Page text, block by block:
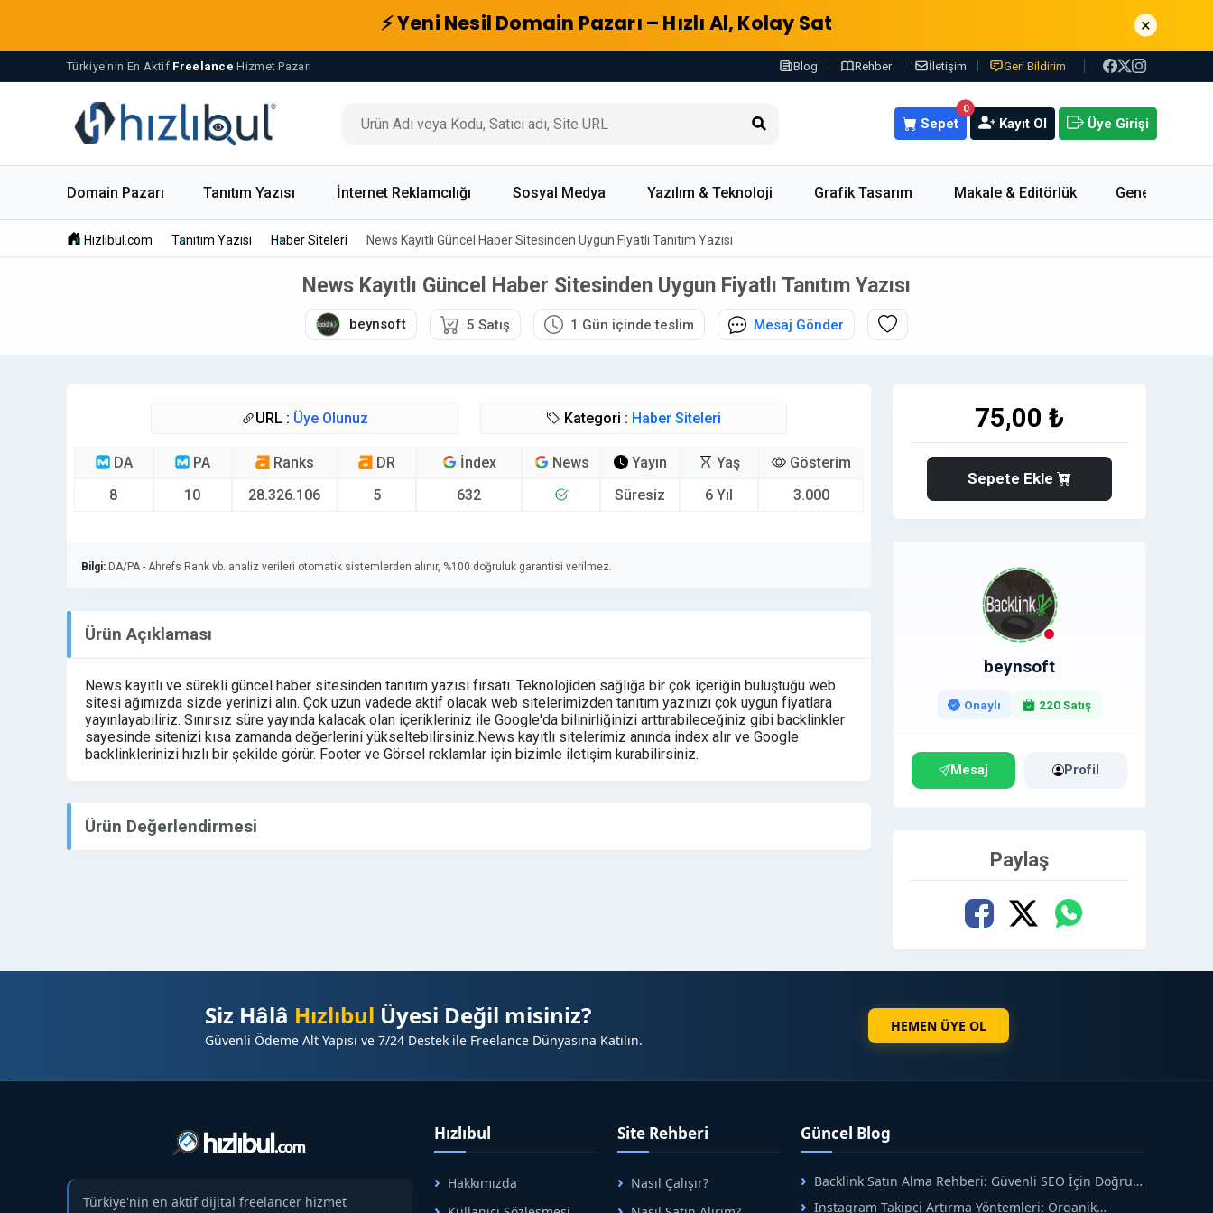
⚡ Yeni Nesil Domain Pazarı – Hızlı Al, Kolay Sat ×
Türkiye'nin En Aktif Freelance Hizmet Pazarı Blog Rehber İletişim Geri Bildirim
0
Sepet Kayıt Ol Üye Girişi
Domain Pazarı Tanıtım Yazısı İnternet Reklamcılığı Sosyal Medya Yazılım & Teknoloji Grafik Tasarım Makale & Editörlük Genel
Hızlıbul.com Tanıtım Yazısı Haber Siteleri News Kayıtlı Güncel Haber Sitesinden Uygun Fiyatlı Tanıtım Yazısı
News Kayıtlı Güncel Haber Sitesinden Uygun Fiyatlı Tanıtım Yazısı
beynsoft 5 Satış 1 Gün içinde teslim Mesaj Gönder
URL : Üye Olunuz Kategori : Haber Siteleri
DA
8
PA
10
Ranks
28.326.106
DR
5
İndex
632
News
Yayın
Süresiz
Yaş
6 Yıl
Gösterim
3.000
Bilgi: DA/PA - Ahrefs Rank vb. analiz verileri otomatik sistemlerden alınır, %100 doğruluk garantisi verilmez.
Ürün Açıklaması
News kayıtlı ve sürekli güncel haber sitesinden tanıtım yazısı fırsatı. Teknolojiden sağlığa bir çok içeriğin buluştuğu web
sitesi ağımızda sizde yerinizi alın. Çok uzun vadede aktif olacak web sitelerimizden tanıtım yazınızı çok uygun fiyatlara
yayınlayabiliriz. Sınırsız süre yayında kalacak olan içerikleriniz ile Google'da bilinirliğinizi arttırabileceğiniz gibi backlinkler
sayesinde sitenizi kısa zamanda değerlerini yükseltebilirsiniz.News kayıtlı sitelerimiz anında index alır ve Google
backlinklerinizi hızlı bir şekilde görür. Footer ve Görsel reklamlar için bizimle iletişim kurabilirsiniz.
Ürün Değerlendirmesi
75,00 ₺
Sepete Ekle
beynsoft
Onaylı 220 Satış
Mesaj Profil
Paylaş
Siz Hâlâ Hızlıbul Üyesi Değil misiniz?
Güvenli Ödeme Alt Yapısı ve 7/24 Destek ile Freelance Dünyasına Katılın.
HEMEN ÜYE OL
Türkiye'nin en aktif dijital freelancer hizmet
Hızlıbul
Hakkımızda
Site Rehberi
Nasıl Çalışır?
Güncel Blog
Backlink Satın Alma Rehberi: Güvenli SEO İçin Doğru
Instagram Takipçi Artırma Yöntemleri: Organik